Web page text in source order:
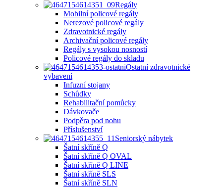
Regály
Mobilní policové regály
Nerezové policové regály
Zdravotnické regály
Archivační policové regály
Regály s vysokou nosností
Policové regály do skladu
Ostatní zdravotnické
vybavení
Infuzní stojany
Schůdky
Rehabilitační pomůcky
Dávkovače
Podpěra pod nohu
Příslušenství
Seniorský nábytek
Šatní skříně Q
Šatní skříně Q OVAL
Šatní skříně Q LINE
Šatní skříně SLS
Šatní skříně SLN